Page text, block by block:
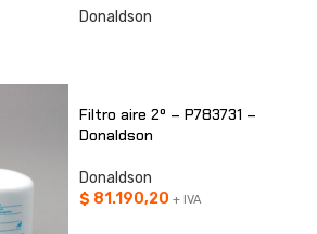
Donaldson
Filtro aire 2º – P783731 –
Donaldson
Donaldson
$ 81.190,20 + IVA